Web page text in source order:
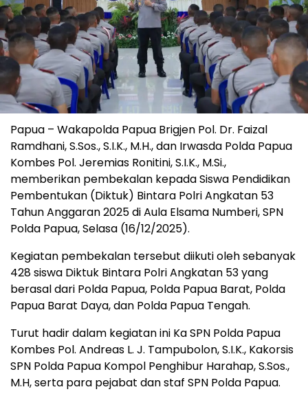
Papua – Wakapolda Papua Brigjen Pol. Dr. Faizal
Ramdhani, S.Sos., S.I.K., M.H., dan Irwasda Polda Papua
Kombes Pol. Jeremias Ronitini, S.I.K., M.Si.,
memberikan pembekalan kepada Siswa Pendidikan
Pembentukan (Diktuk) Bintara Polri Angkatan 53
Tahun Anggaran 2025 di Aula Elsama Numberi, SPN
Polda Papua, Selasa (16/12/2025).
Kegiatan pembekalan tersebut diikuti oleh sebanyak
428 siswa Diktuk Bintara Polri Angkatan 53 yang
berasal dari Polda Papua, Polda Papua Barat, Polda
Papua Barat Daya, dan Polda Papua Tengah.
Turut hadir dalam kegiatan ini Ka SPN Polda Papua
Kombes Pol. Andreas L. J. Tampubolon, S.I.K., Kakorsis
SPN Polda Papua Kompol Penghibur Harahap, S.Sos.,
M.H, serta para pejabat dan staf SPN Polda Papua.